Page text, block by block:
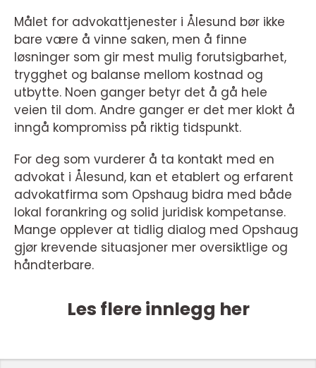
Målet for advokattjenester i Ålesund bør ikke
bare være å vinne saken, men å finne
løsninger som gir mest mulig forutsigbarhet,
trygghet og balanse mellom kostnad og
utbytte. Noen ganger betyr det å gå hele
veien til dom. Andre ganger er det mer klokt å
inngå kompromiss på riktig tidspunkt.
For deg som vurderer å ta kontakt med en
advokat i Ålesund, kan et etablert og erfarent
advokatfirma som Opshaug bidra med både
lokal forankring og solid juridisk kompetanse.
Mange opplever at tidlig dialog med Opshaug
gjør krevende situasjoner mer oversiktlige og
håndterbare.
Les flere innlegg her